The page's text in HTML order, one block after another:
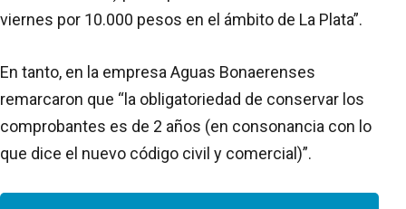
viernes por 10.000 pesos en el ámbito de La Plata”.
En tanto, en la empresa Aguas Bonaerenses
remarcaron que “la obligatoriedad de conservar los
comprobantes es de 2 años (en consonancia con lo
que dice el nuevo código civil y comercial)”.